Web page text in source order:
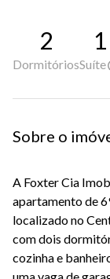
2
Dormitórios
1
Suíte
Sobre o
A Foxter Cia
apartamento de
localizado no
com dois
cozinha e